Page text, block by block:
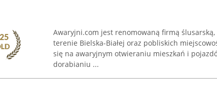
Awaryjni.com jest renomowaną firmą ślusarską,
terenie Bielska-Białej oraz pobliskich
się na awaryjnym otwieraniu mieszkań i
dorabianiu ...